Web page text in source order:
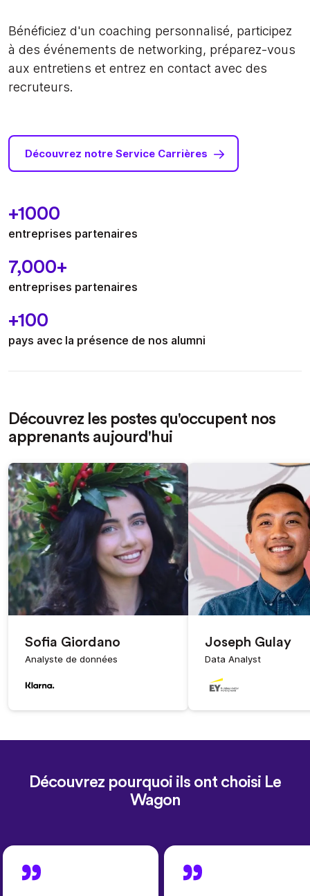
Bénéficiez d'un coaching personnalisé, participez
à des événements de networking, préparez-vous
aux entretiens et entrez en contact avec des
recruteurs.
Découvrez notre Service Carrières
+1000
entreprises partenaires
7,000+
entreprises partenaires
+100
pays avec la présence de nos alumni
Découvrez les postes qu'occupent nos
apprenants aujourd'hui
Sofia Giordano
Analyste de données
Joseph Gulay
Data Analyst
Découvrez pourquoi ils ont choisi Le
Wagon